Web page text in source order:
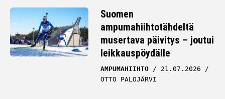
Suomen
ampumahiihtotähdeltä
musertava päivitys – joutui
leikkauspöydälle
AMPUMAHIIHTO
21.07.2026
OTTO PALOJÄRVI